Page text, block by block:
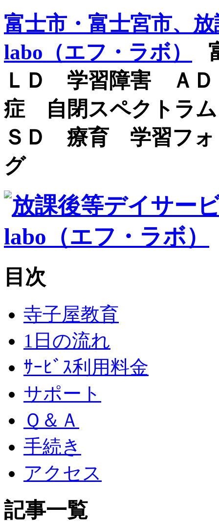
富士市・富士宮市、
labo（エフ・ラボ）
ＬＤ 学習障害 Ａ
症 自閉スペクト
ＳＤ 療育 学習フォ
グ
目次
寺子屋教育
1日の流れ
ｻｰﾋﾞｽ利用料金
サポート
Ｑ＆Ａ
手続き
アクセス
記事一覧